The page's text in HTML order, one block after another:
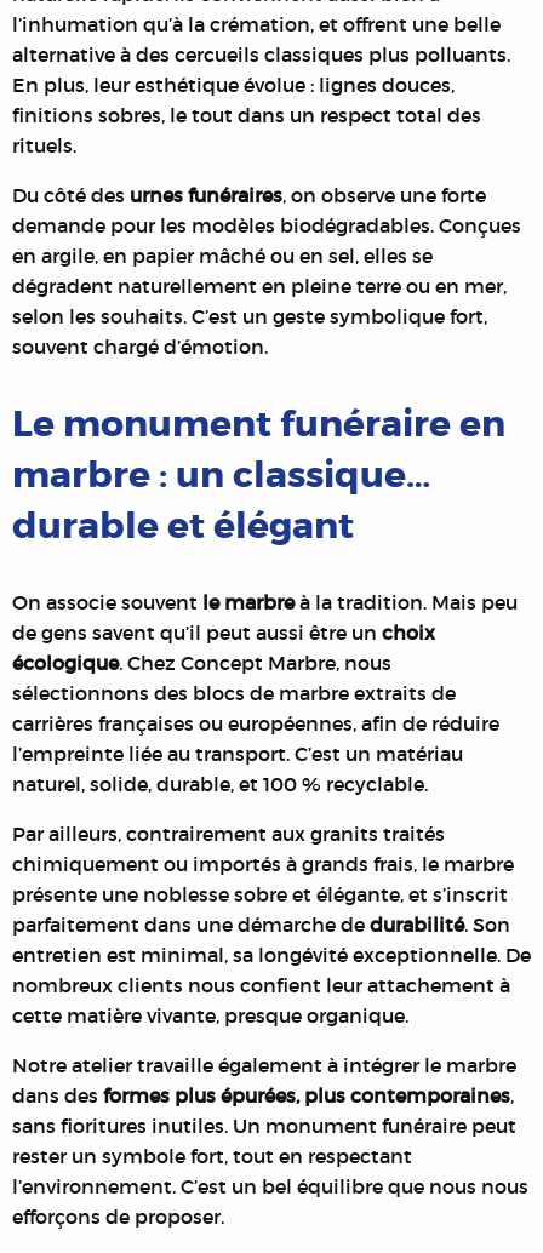
l’inhumation qu’à la crémation, et offrent une belle
alternative à des cercueils classiques plus polluants.
En plus, leur esthétique évolue : lignes douces,
finitions sobres, le tout dans un respect total des
rituels.
Du côté des urnes funéraires, on observe une forte
demande pour les modèles biodégradables. Conçues
en argile, en papier mâché ou en sel, elles se
dégradent naturellement en pleine terre ou en mer,
selon les souhaits. C’est un geste symbolique fort,
souvent chargé d’émotion.
Le monument funéraire en
marbre : un classique…
durable et élégant
On associe souvent le marbreà la tradition. Mais peu
de gens savent qu’il peut aussi être un choix
écologique. Chez Concept Marbre, nous
sélectionnons des blocs de marbre extraits de
carrières françaises ou européennes, afin de réduire
l’empreinte liée au transport. C’est un matériau
naturel, solide, durable, et 100 % recyclable.
Par ailleurs, contrairement aux granits traités
chimiquement ou importés à grands frais, le marbre
présente une noblesse sobre et élégante, et s’inscrit
parfaitement dans une démarche de durabilité. Son
entretien est minimal, sa longévité exceptionnelle. De
nombreux clients nous confient leur attachement à
cette matière vivante, presque organique.
Notre atelier travaille également à intégrer le marbre
dans des formes plus épurées, plus contemporaines,
sans fioritures inutiles. Un monument funéraire peut
rester un symbole fort, tout en respectant
l’environnement. C’est un bel équilibre que nous nous
efforçons de proposer.